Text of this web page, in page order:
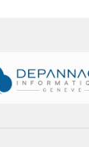
de pied